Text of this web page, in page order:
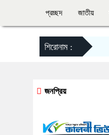
প্রচ্ছদ জাতীয়
শিরোনাম :
জনপ্রিয়